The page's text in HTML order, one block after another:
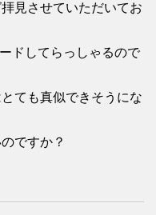
見させていただいてお
ドしてらっしゃるので
ても真似できそうにな
ですか？